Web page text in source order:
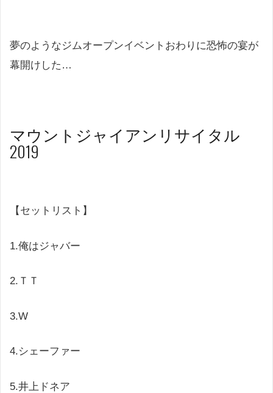
夢のようなジムオープンイベントおわりに恐怖の宴が
幕開けした…
マウントジャイアンリサイタル
2019
【セットリスト】
1.俺はジャバー
2.ＴＴ
3.W
4.シェーファー
5.井上ドネア